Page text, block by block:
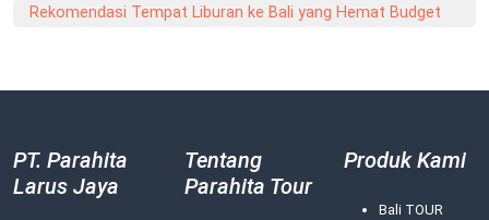
Rekomendasi Tempat Liburan ke Bali yang Hemat Budget
PT. Parahita
Larus Jaya
Tentang
Parahita Tour
Produk Kami
Bali TOUR